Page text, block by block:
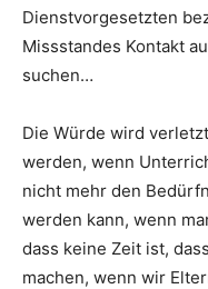
Dienstvorgesetzten
Missstandes Kontakt
suchen…
Die Würde wird
werden, wenn
nicht mehr den
werden kann, wenn
dass keine Zeit ist,
machen, wenn wir